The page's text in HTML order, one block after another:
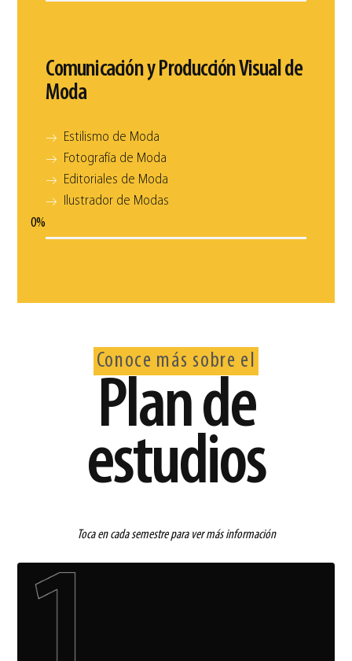
Comunicación y Producción Visual de
Moda
Estilismo de Moda
Fotografía de Moda
Editoriales de Moda
Ilustrador de Modas
0%
Conoce más sobre el
Plan de
estudios
Toca en cada semestre para ver más información